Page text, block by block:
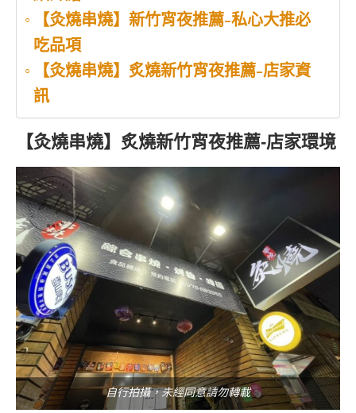
【灸燒串燒】新竹宵夜推薦-私心大推必
吃品項
【灸燒串燒】炙燒新竹宵夜推薦-店家資
訊
【灸燒串燒】炙燒新竹宵夜推薦-店家環境
自行拍攝，未經同意請勿轉載